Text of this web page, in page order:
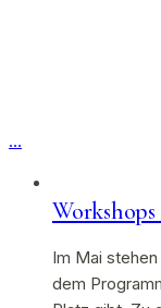
…
Im Mai
dem